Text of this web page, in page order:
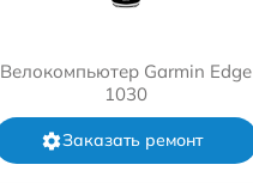
Велокомпьютер Garmin Edge
1030
Заказать ремонт